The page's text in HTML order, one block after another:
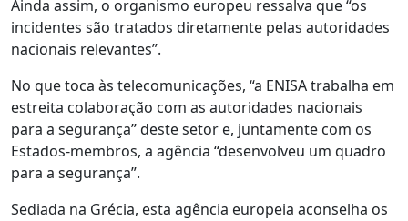
Ainda assim, o organismo europeu ressalva que “os
incidentes são tratados diretamente pelas autoridades
nacionais relevantes”.
No que toca às telecomunicações, “a ENISA trabalha em
estreita colaboração com as autoridades nacionais
para a segurança” deste setor e, juntamente com os
Estados-membros, a agência “desenvolveu um quadro
para a segurança”.
Sediada na Grécia, esta agência europeia aconselha os